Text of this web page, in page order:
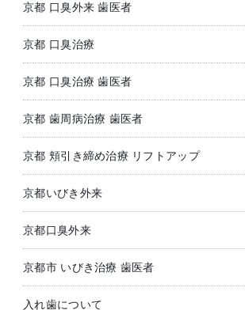
京都 口臭外来 歯医者
京都 口臭治療
京都 口臭治療 歯医者
京都 歯周病治療 歯医者
京都 頬引き締め治療 リフトアップ
京都いびき外来
京都口臭外来
京都市 いびき治療 歯医者
入れ歯について